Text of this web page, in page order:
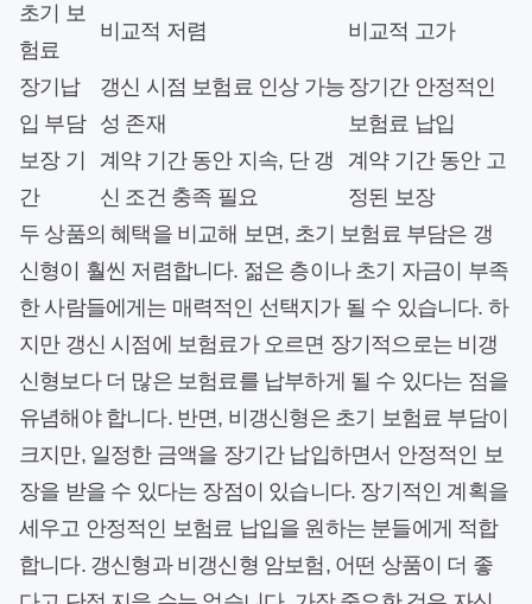
초기 보
험료
비교적 저렴 비교적 고가
장기납
입 부담
갱신 시점 보험료 인상 가능
성 존재
장기간 안정적인
보험료 납입
보장 기
간
계약 기간 동안 지속, 단 갱
신 조건 충족 필요
계약 기간 동안 고
정된 보장
두 상품의 혜택을 비교해 보면, 초기 보험료 부담은 갱
신형이 훨씬 저렴합니다. 젊은 층이나 초기 자금이 부족
한 사람들에게는 매력적인 선택지가 될 수 있습니다. 하
지만 갱신 시점에 보험료가 오르면 장기적으로는 비갱
신형보다 더 많은 보험료를 납부하게 될 수 있다는 점을
유념해야 합니다. 반면, 비갱신형은 초기 보험료 부담이
크지만, 일정한 금액을 장기간 납입하면서 안정적인 보
장을 받을 수 있다는 장점이 있습니다. 장기적인 계획을
세우고 안정적인 보험료 납입을 원하는 분들에게 적합
합니다. 갱신형과 비갱신형 암보험, 어떤 상품이 더 좋